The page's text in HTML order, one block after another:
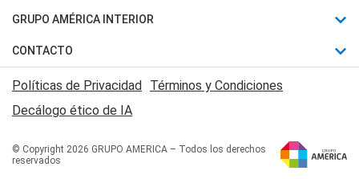
Judiciales
Economia
Motores
Trucos caseros
Series y Películas
Edictos y Solicitadas
Fútbol
Mundial
Automovilismo
Rugby
Básquet
GRUPO AMÉRICA INTERIOR
Canal 7 en Vivo
San Juan 8
CONTACTO
Acerca de Nosotros
Contactanos
Políticas de Privacidad Términos y Condiciones
Decálogo ético de IA
© Copyright 2026 GRUPO AMERICA – Todos los derechos
reservados